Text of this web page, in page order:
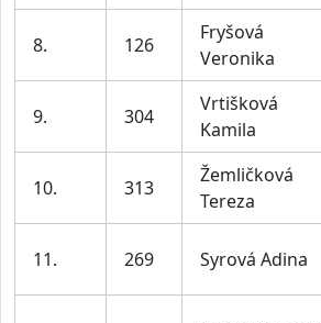
8. 126
Fryšová
Veronika
9. 304
Vrtišková
Kamila
10. 313
Žemličková
Tereza
11. 269 Syrová Adina